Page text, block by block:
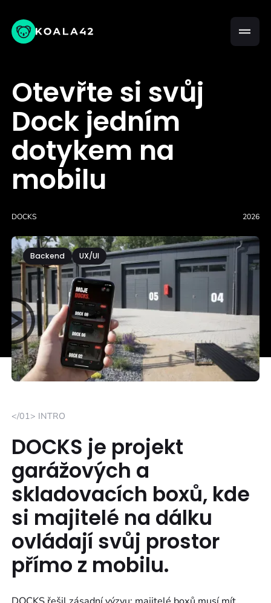
Otevřte si svůj
Dock jedním
dotykem na
mobilu
DOCKS 2026
Backend UX/UI
</01> INTRO
DOCKS je projekt
garážových a
skladovacích boxů, kde
si majitelé na dálku
ovládají svůj prostor
přímo z mobilu.